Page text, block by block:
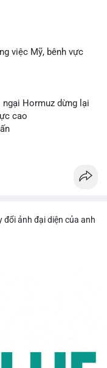
việc Mỹ, bênh vực
Hormuz dừng lại
cao
ảnh đại diện của anh